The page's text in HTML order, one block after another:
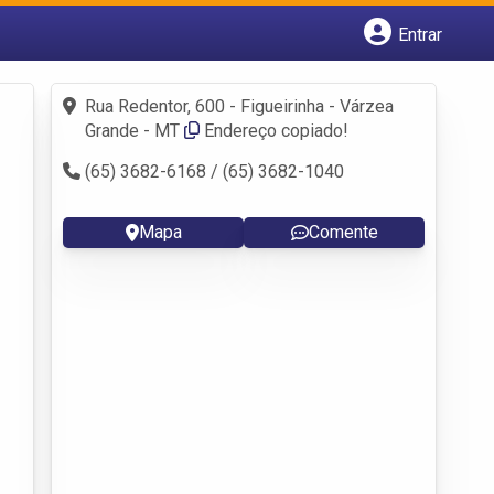
Entrar
Fazer login
Criar conta
Rua Redentor, 600 - Figueirinha - Várzea
Grande - MT
Endereço copiado!
(65) 3682-6168 / (65) 3682-1040
Mapa Comente